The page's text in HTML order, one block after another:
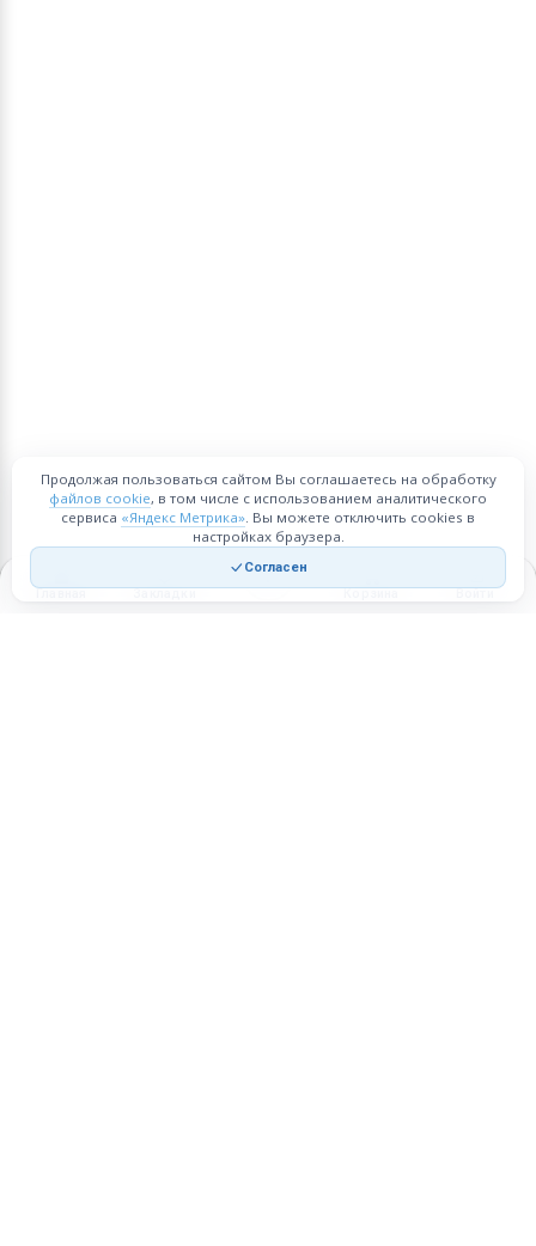
Главная Закладки Корзина Войти
Продолжая пользоваться сайтом Вы соглашаетесь на обработку
файлов cookie, в том числе с использованием аналитического
сервиса «Яндекс Метрика». Вы можете отключить cookies в
настройках браузера.
Согласен